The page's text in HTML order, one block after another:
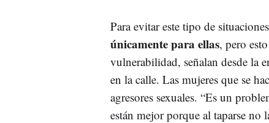
Para evitar este tipo de
únicamente para ellas, pero
vulnerabilidad, señalan desde la
en la calle. Las mujeres que se
agresores sexuales. “Es un
están mejor porque al taparse no